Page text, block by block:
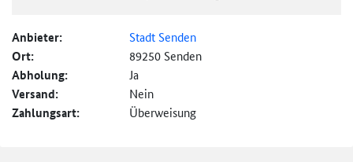
Anbieter: Stadt Senden
Ort: 89250 Senden
Abholung: Ja
Versand: Nein
Zahlungsart: Überweisung